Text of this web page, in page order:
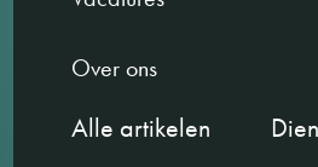
Over ons
Alle artikelen